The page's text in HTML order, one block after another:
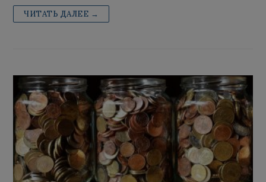
ЧИТАТЬ ДАЛЕЕ →